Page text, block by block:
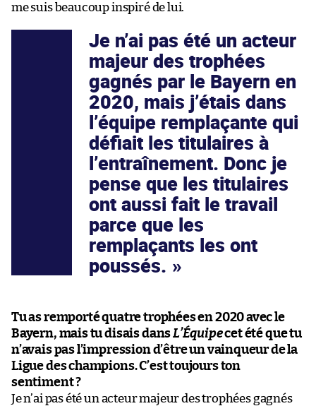
me suis beaucoup inspiré de lui.
Je n’ai pas été un acteur
majeur des trophées
gagnés par le Bayern en
2020, mais j’étais dans
l’équipe remplaçante qui
défiait les titulaires à
l’entraînement. Donc je
pense que les titulaires
ont aussi fait le travail
parce que les
remplaçants les ont
poussés.
Tu as remporté quatre trophées en 2020 avec le
Bayern, mais tu disais dansL’Équipecet été que tu
n’avais pas l’impression d’être un vainqueur de la
Ligue des champions. C’est toujours ton
sentiment ?
Je n’ai pas été un acteur majeur des trophées gagnés